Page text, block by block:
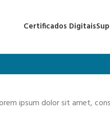
Certificados Digitais
ipsum dolor sit amet,